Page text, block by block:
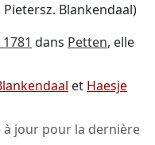
Blankendaal)
dans Petten, elle
et Haesje
jour pour la dernière